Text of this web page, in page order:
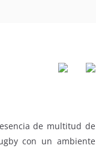
de multitud de
con un ambiente